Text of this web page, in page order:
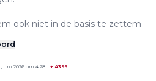
ook niet in de basis te zettem
juni 2026 om 4:28 + 4396